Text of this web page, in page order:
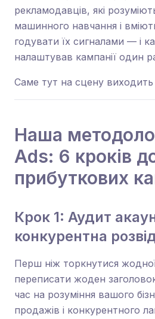
рекламодавців, які
машинного навчання і
годувати їх сигналами — і
налаштував кампанії один
Саме тут на сцену виходить
Наша
Ads: 6 кроків
прибуткових
Крок 1: Аудит
конкурентна
Перш ніж торкнутися
переписати жоден
час на розуміння вашого
продажів і конкурентного